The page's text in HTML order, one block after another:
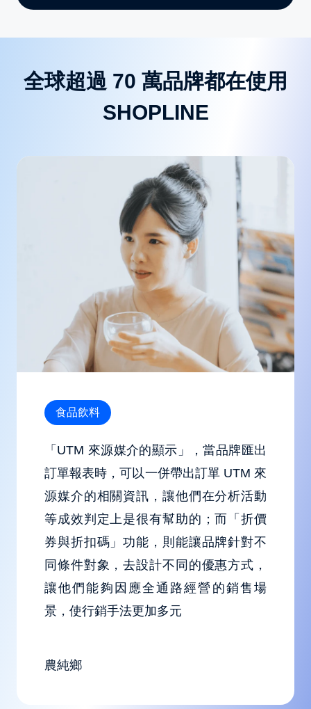
全球超過 70 萬品牌都在使用
SHOPLINE
食品飲料
「UTM 來源媒介的顯示」，當品牌匯出
訂單報表時，可以一併帶出訂單 UTM 來
源媒介的相關資訊，讓他們在分析活動
等成效判定上是很有幫助的；而「折價
券與折扣碼」功能，則能讓品牌針對不
同條件對象，去設計不同的優惠方式，
讓他們能夠因應全通路經營的銷售場
景，使行銷手法更加多元
農純鄉